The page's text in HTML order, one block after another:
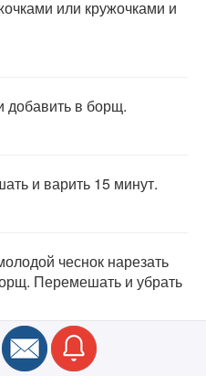
или кружочками и
добавить в борщ.
и варить 15 минут.
чеснок нарезать
Перемешать и убрать